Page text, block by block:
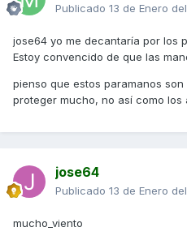
Publicado 13 de Enero
jose64 yo me decantaría por los
Estoy convencido de que las
pienso que estos paramanos
proteger mucho, no así como los
jose64
Publicado 13 de Enero
mucho_viento